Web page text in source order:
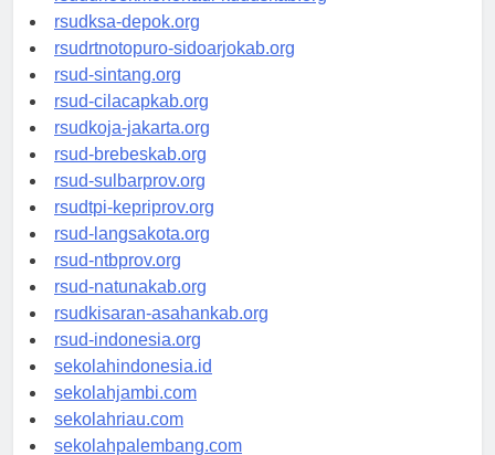
rsuddrloekmonohadi-kuduskab.org
rsudksa-depok.org
rsudrtnotopuro-sidoarjokab.org
rsud-sintang.org
rsud-cilacapkab.org
rsudkoja-jakarta.org
rsud-brebeskab.org
rsud-sulbarprov.org
rsudtpi-kepriprov.org
rsud-langsakota.org
rsud-ntbprov.org
rsud-natunakab.org
rsudkisaran-asahankab.org
rsud-indonesia.org
sekolahindonesia.id
sekolahjambi.com
sekolahriau.com